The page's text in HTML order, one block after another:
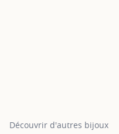
Découvrir d'autres bijoux